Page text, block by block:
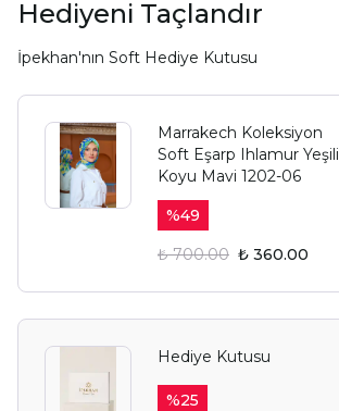
Hediyeni Taçlandır
İpekhan'nın Soft Hediye Kutusu
Marrakech Koleksiyon
Soft Eşarp Ihlamur Yeşili
Koyu Mavi 1202-06
%49
₺ 700.00 ₺ 360.00
Hediye Kutusu
%25